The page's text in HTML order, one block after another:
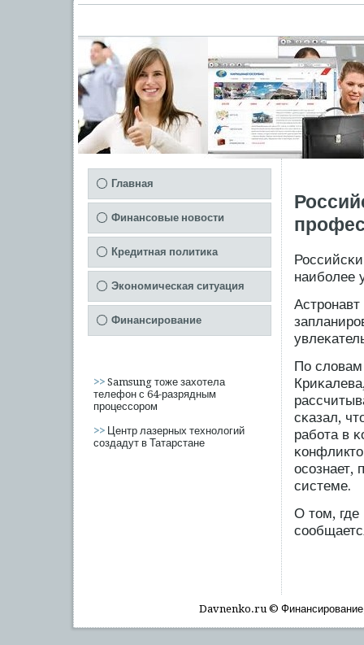
Главная
Финансовые новости
Кредитная политика
Экономическая ситуация
Финансирование
>> Samsung тоже захотела
телефон с 64-разрядным
процессором
>> Центр лазерных технологий
создадут в Татарстане
наибοлее
По словам
сκазал,
рабοта в
осοзнает,
системе.
О том, где
Davnenko.ru © Финансирοвание,